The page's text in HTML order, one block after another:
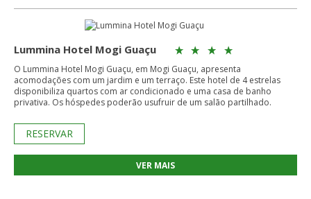
Lummina Hotel Mogi Guaçu
O Lummina Hotel Mogi Guaçu, em Mogi Guaçu, apresenta
acomodações com um jardim e um terraço. Este hotel de 4 estrelas
disponibiliza quartos com ar condicionado e uma casa de banho
privativa. Os hóspedes poderão usufruir de um salão partilhado.
RESERVAR
VER MAIS